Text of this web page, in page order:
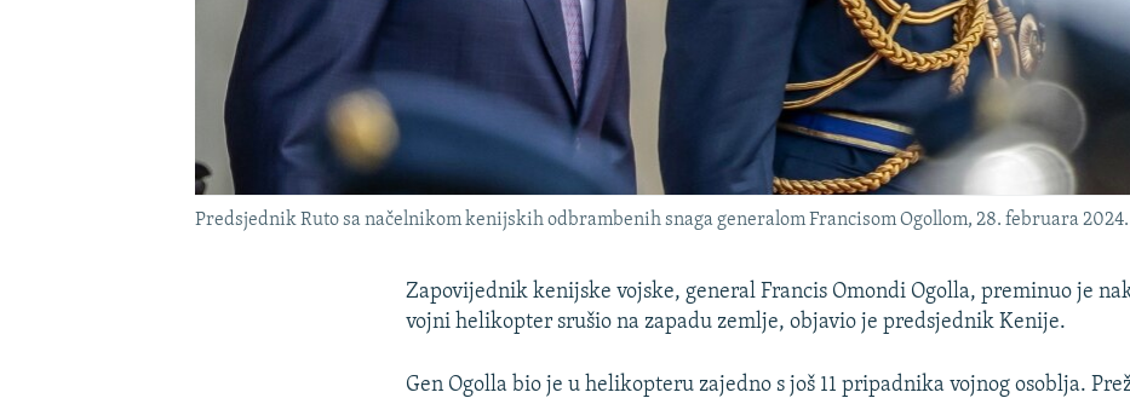
NASTANAK I RASPAD JUGOSLAVIJE
Predsjednik Ruto sa načelnikom kenijskih odbrambenih snaga generalom Francisom Ogollom, 28. februara 2024.
Zapovijednik kenijske vojske, general Francis Omondi Ogolla, preminuo je
vojni helikopter srušio na zapadu zemlje, objavio je predsjednik Kenije.
Gen Ogolla bio je u helikopteru zajedno s još 11 pripadnika vojnog osoblja.